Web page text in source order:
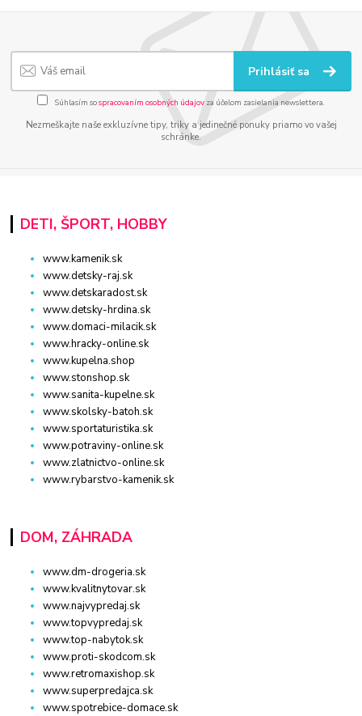
Prihlásiť sa
Súhlasím sospracovaním osobných údajov za účelom zasielania newslettera.
Nezmeškajte naše exkluzívne tipy, triky a jedinečné ponuky priamo vo vašej
schránke.
DETI, ŠPORT, HOBBY
www.kamenik.sk
www.detsky-raj.sk
www.detskaradost.sk
www.detsky-hrdina.sk
www.domaci-milacik.sk
www.hracky-online.sk
www.kupelna.shop
www.stonshop.sk
www.sanita-kupelne.sk
www.skolsky-batoh.sk
www.sportaturistika.sk
www.potraviny-online.sk
www.zlatnictvo-online.sk
www.rybarstvo-kamenik.sk
DOM, ZÁHRADA
www.dm-drogeria.sk
www.kvalitnytovar.sk
www.najvypredaj.sk
www.topvypredaj.sk
www.top-nabytok.sk
www.proti-skodcom.sk
www.retromaxishop.sk
www.superpredajca.sk
www.spotrebice-domace.sk